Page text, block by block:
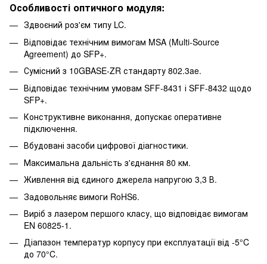
Особливості оптичного модуля:
Здвоєний роз'єм типу LC.
Відповідає технічним вимогам MSA (Multi-Source
Agreement) до SFP+.
Сумісний з 10GBASE-ZR стандарту 802.3ae.
Відповідає технічним умовам SFF-8431 і SFF-8432 щодо
SFP+.
Конструктивне виконання, допускає оперативне
підключення.
Вбудовані засоби цифрової діагностики.
Максимальна дальність з'єднання 80 км.
Живлення від єдиного джерела напругою 3,3 В.
Задовольняє вимоги RoHS6.
Виріб з лазером першого класу, що відповідає вимогам
EN 60825-1.
Діапазон температур корпусу при експлуатації від -5°C
до 70°C.